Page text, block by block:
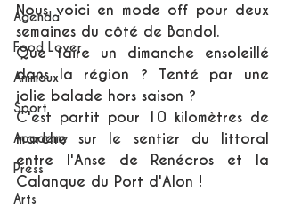
Agenda
Food Lover
Animaux
Sport
Academy
Press
Arts
Nous voici en mode off pour deux
semaines du côté de Bandol.
Que faire un dimanche ensoleillé
dans la région ? Tenté par une
jolie balade hors saison ?
C'est partit pour 10 kilomètres de
marche sur le sentier du littoral
entre l'Anse de Renécros et la
Calanque du Port d'Alon !